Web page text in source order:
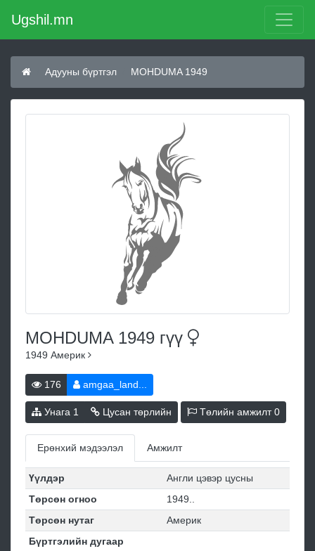
Ugshil.mn
Адууны бүртгэл MOHDUMA 1949
MOHDUMA 1949 гүү
1949 Америк
176 amgaa_land...
Унага 1 Цусан төрлийн Төлийн амжилт0
Ерөнхий мэдээлэл Амжилт
Үүлдэр
Англи цэвэр цусны
Төрсөн огноо
1949..
Төрсөн нутаг
Америк
Бүртгэлийн дугаар